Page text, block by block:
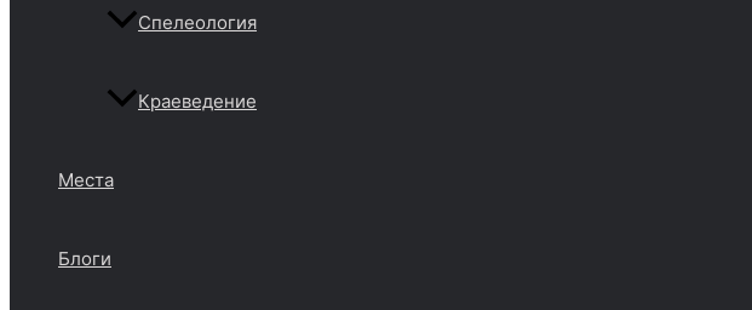
Спелеология
Краеведение
Места
Блоги